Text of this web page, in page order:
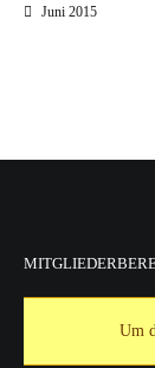
Juni 2015
Um